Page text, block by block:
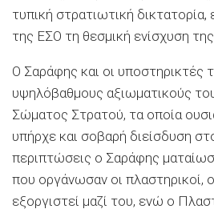
τυπική στρατιωτική δικτατορία,
της ΕΣΟ τη θεσμική ενίσχυση
Ο Σαράφης και οι υποστηρικτές
υψηλόβαθμους αξιωματικούς
Σώματος Στρατού, τα οποία
υπήρχε και σοβαρή διείσδυση
περιπτώσεις ο Σαράφης
που οργάνωσαν οι πλαστηρικοί,
εξοργιστεί μαζί του, ενώ ο